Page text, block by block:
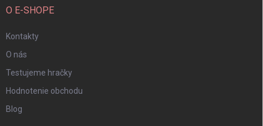
O E-SHOPE
Kontakty
O nás
Testujeme hračky
Hodnotenie obchodu
Blog